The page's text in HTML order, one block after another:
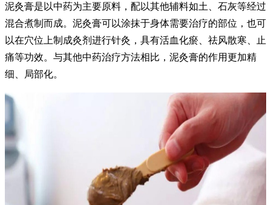
泥灸膏是以中药为主要原料，配以其他辅料如土、石灰等经过
混合煮制而成。泥灸膏可以涂抹于身体需要治疗的部位，也可
以在穴位上制成灸剂进行针灸，具有活血化瘀、祛风散寒、止
痛等功效。与其他中药治疗方法相比，泥灸膏的作用更加精
细、局部化。